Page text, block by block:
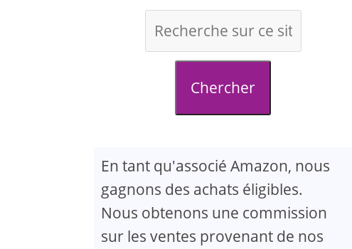
Chercher
En tant qu'associé Amazon, nous
gagnons des achats éligibles.
Nous obtenons une commission
sur les ventes provenant de nos